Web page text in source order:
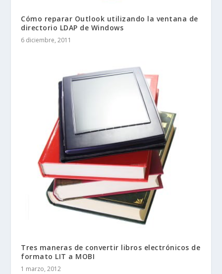
Cómo reparar Outlook utilizando la ventana de
directorio LDAP de Windows
6 diciembre, 2011
Tres maneras de convertir libros electrónicos de
formato LIT a MOBI
1 marzo, 2012